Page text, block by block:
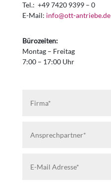
Tel.: +49 7420 9399 – 0
E-Mail: info@ott-antriebe.de
Bürozeiten:
Montag – Freitag
7:00 – 17:00 Uhr